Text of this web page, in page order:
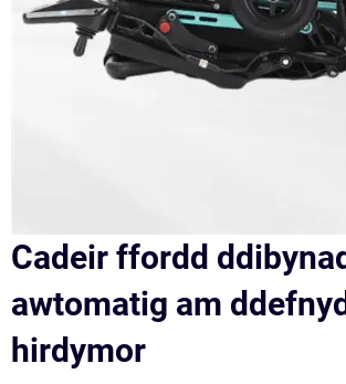
Cadeir ffordd
awtomatig am
hirdymor